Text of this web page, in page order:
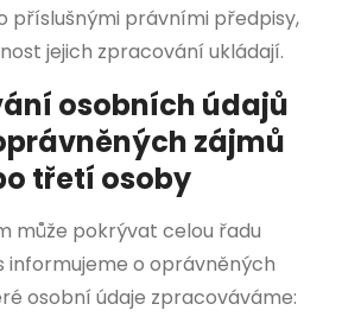
příslušnými právními předpisy,
jejich zpracování ukládají.
osobních údajů
zájmů
třetí osoby
může pokrývat celou řadu
informujeme o oprávněných
osobní údaje zpracováváme: